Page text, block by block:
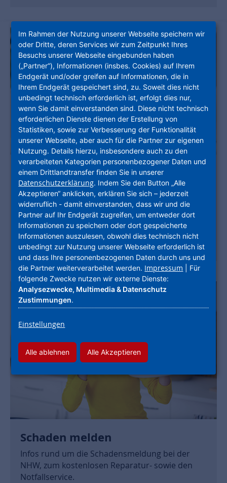
Ihr Kontakt zu uns
Kontaktmöglichkeiten der NHW auf einen Blick:
Chatbot, Mieter-App und telefonischer Kunden-
Service
Mehr erfahren
Schaden melden
Infos rund um die Schadensmeldung bei der
NHW, zum kostenlosen Reparatur- sowie den
Notfallservice.
Im Rahmen der Nutzung unserer Webseite speichern wir
oder Dritte, deren Services wir zum Zeitpunkt Ihres
Besuchs unserer Webseite eingebunden haben
(„Partner“), Informationen (insbes. Cookies) auf Ihrem
Endgerät und/oder greifen auf Informationen, die in
Ihrem Endgerät gespeichert sind, zu. Soweit dies nicht
unbedingt technisch erforderlich ist, erfolgt dies nur,
wenn Sie damit einverstanden sind. Diese nicht technisch
erforderlichen Dienste dienen der Erstellung von
Statistiken, sowie zur Verbesserung der Funktionalität
unserer Webseite, aber auch für die Partner zur eigenen
Nutzung. Details hierzu, insbesondere auch zu den
verarbeiteten Kategorien personenbezogener Daten und
einem Drittlandtransfer finden Sie in unserer
Datenschutzerklärung. Indem Sie den Button „Alle
Akzeptieren“ anklicken, erklären Sie sich – jederzeit
widerruflich - damit einverstanden, dass wir und die
Partner auf Ihr Endgerät zugreifen, um entweder dort
Informationen zu speichern oder dort gespeicherte
Informationen auszulesen, obwohl dies technisch nicht
unbedingt zur Nutzung unserer Webseite erforderlich ist
und dass Ihre personenbezogenen Daten durch uns und
die Partner weiterverarbeitet werden. Impressum | Für
folgende Zwecke nutzen wir externe Dienste:
Analysezwecke, Multimedia & Datenschutz
Zustimmungen.
Einstellungen
Alle ablehnen Alle Akzeptieren